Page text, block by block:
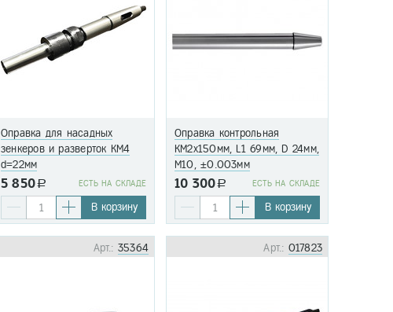
Оправка для насадных
зенкеров и разверток КМ4
d=22мм
5 850a EСТЬ НА СКЛАДЕ
В корзину
Оправка контрольная
KМ2x150мм, L1 69мм, D 24мм,
М10, ±0.003мм
10 300a EСТЬ НА СКЛАДЕ
В корзину
Арт.: 35364 Арт.: 017823